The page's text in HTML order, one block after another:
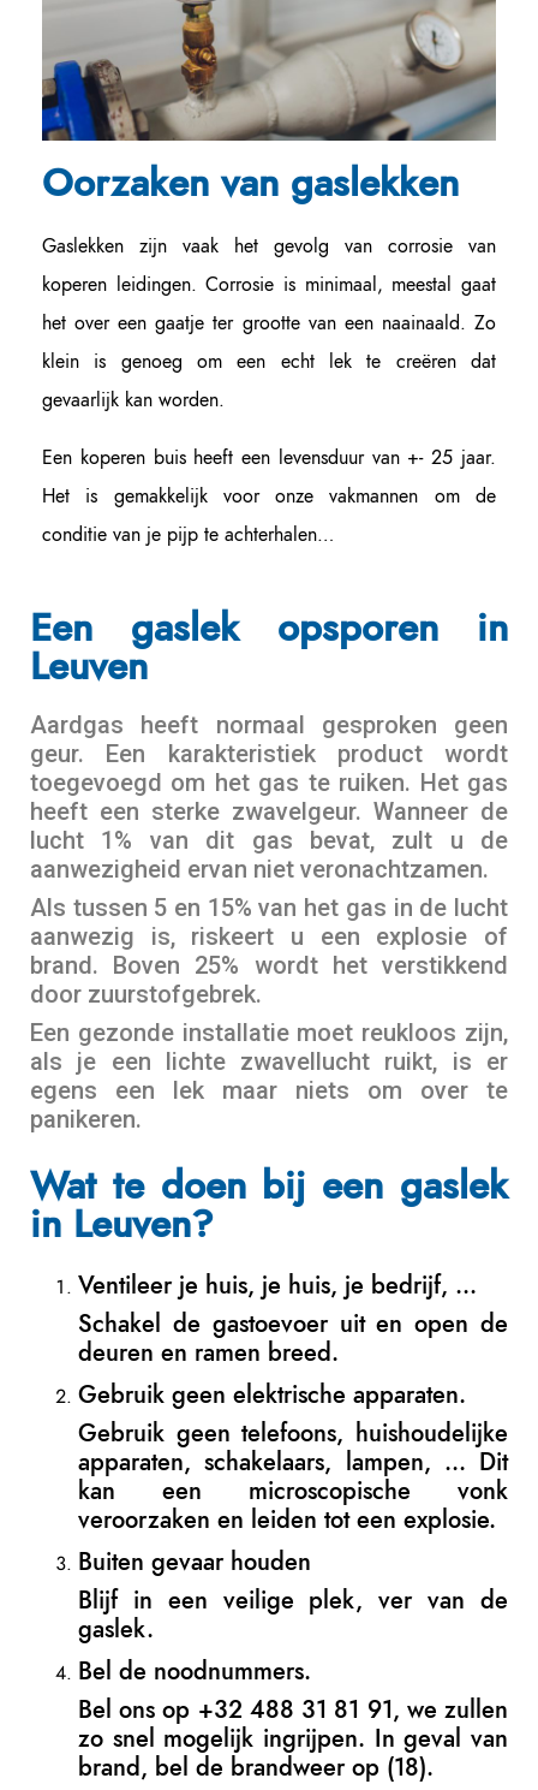
Oorzaken van gaslekken
Gaslekken zijn vaak het gevolg van corrosie van
koperen leidingen. Corrosie is minimaal, meestal gaat
het over een gaatje ter grootte van een naainaald. Zo
klein is genoeg om een echt lek te creëren dat
gevaarlijk kan worden.
Een koperen buis heeft een levensduur van +- 25 jaar.
Het is gemakkelijk voor onze vakmannen om de
conditie van je pijp te achterhalen…
Een gaslek opsporen in
Leuven
Aardgas heeft normaal gesproken geen
geur. Een karakteristiek product wordt
toegevoegd om het gas te ruiken. Het gas
heeft een sterke zwavelgeur. Wanneer de
lucht 1% van dit gas bevat, zult u de
aanwezigheid ervan niet veronachtzamen.
Als tussen 5 en 15% van het gas in de lucht
aanwezig is, riskeert u een explosie of
brand. Boven 25% wordt het verstikkend
door zuurstofgebrek.
Een gezonde installatie moet reukloos zijn,
als je een lichte zwavellucht ruikt, is er
egens een lek maar niets om over te
panikeren.
Wat te doen bij een gaslek
in Leuven?
Ventileer je huis, je huis, je bedrijf, …
Schakel de gastoevoer uit en open de
deuren en ramen breed.
Gebruik geen elektrische apparaten.
Gebruik geen telefoons, huishoudelijke
apparaten, schakelaars, lampen, … Dit
kan een microscopische vonk
veroorzaken en leiden tot een explosie.
Buiten gevaar houden
Blijf in een veilige plek, ver van de
gaslek.
Bel de noodnummers.
Bel ons op +32 488 31 81 91, we zullen
zo snel mogelijk ingrijpen. In geval van
brand, bel de brandweer op (18).